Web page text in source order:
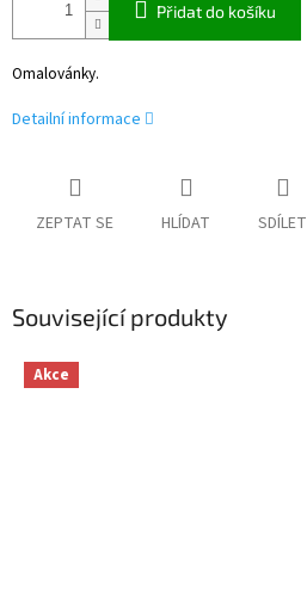
Přidat do košíku
Omalovánky.
Detailní informace
ZEPTAT SE HLÍDAT SDÍLET
Související produkty
Akce